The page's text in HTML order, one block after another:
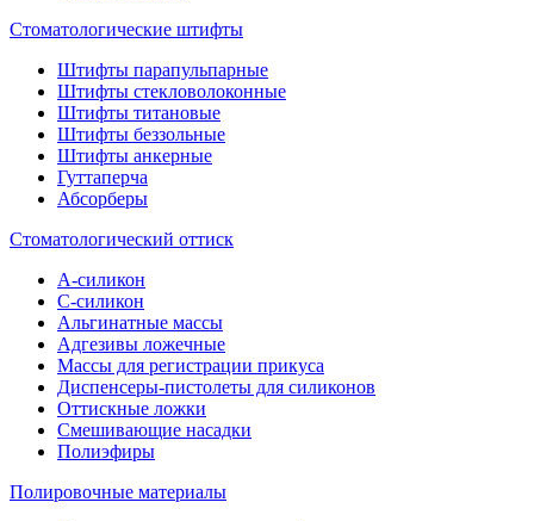
Стоматологические штифты
Штифты парапульпарные
Штифты стекловолоконные
Штифты титановые
Штифты беззольные
Штифты анкерные
Гуттаперча
Абсорберы
Стоматологический оттиск
А-силикон
C-силикон
Альгинатные массы
Адгезивы ложечные
Массы для регистрации прикуса
Диспенсеры-пистолеты для силиконов
Оттискные ложки
Смешивающие насадки
Полиэфиры
Полировочные материалы